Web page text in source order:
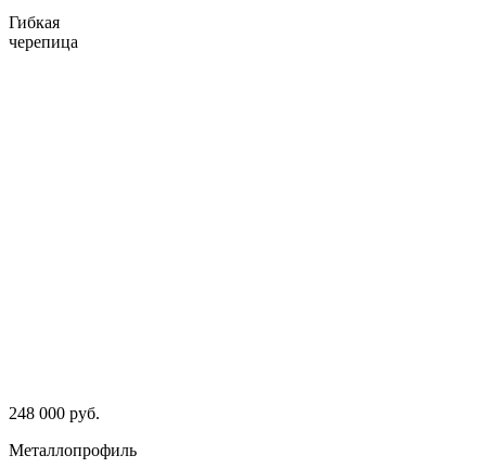
Гибкая
черепица
248 000 руб.
Металлопрофиль